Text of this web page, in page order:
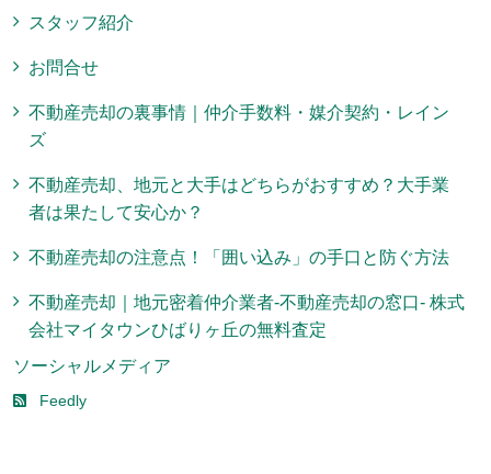
スタッフ紹介
お問合せ
不動産売却の裏事情｜仲介手数料・媒介契約・レイン
ズ
不動産売却、地元と大手はどちらがおすすめ？大手業
者は果たして安心か？
不動産売却の注意点！「囲い込み」の手口と防ぐ方法
不動産売却｜地元密着仲介業者-不動産売却の窓口- 株式
会社マイタウンひばりヶ丘の無料査定
ソーシャルメディア
Feedly